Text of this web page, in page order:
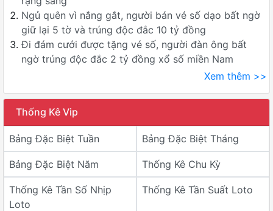
Ngủ quên vì nắng gắt, người bán vé số dạo bất ngờ
giữ lại 5 tờ và trúng độc đắc 10 tỷ đồng
Đi đám cưới được tặng vé số, người đàn ông bất
ngờ trúng độc đắc 2 tỷ đồng xổ số miền Nam
Xem thêm >>
Thống Kê Vip
Bảng Đặc Biệt Tuần Bảng Đặc Biệt Tháng
Bảng Đặc Biệt Năm Thống Kê Chu Kỳ
Thống Kê Tần Số Nhịp
Loto
Thống Kê Tần Suất Loto